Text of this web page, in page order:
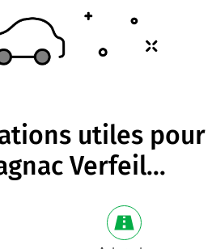
utiles pour
Verfeil...